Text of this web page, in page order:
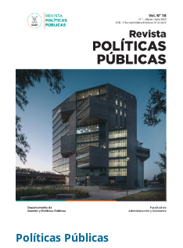
Políticas Públicas